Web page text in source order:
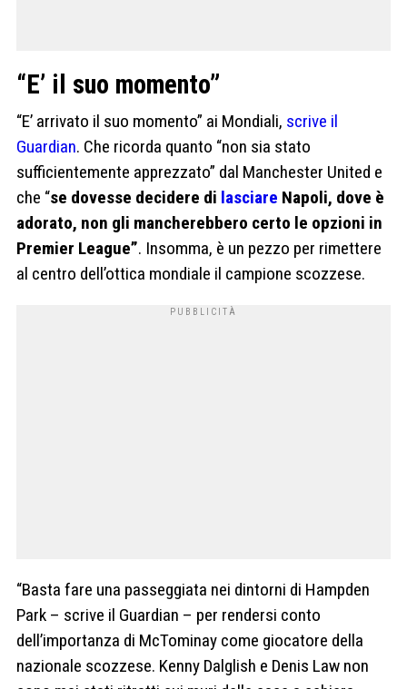
“E’ il suo momento”
“E’ arrivato il suo momento” ai Mondiali, scrive il
Guardian. Che ricorda quanto “non sia stato
sufficientemente apprezzato” dal Manchester United e
che “se dovesse decidere di lasciare Napoli, dove è
adorato, non gli mancherebbero certo le opzioni in
Premier League”. Insomma, è un pezzo per rimettere
al centro dell’ottica mondiale il campione scozzese.
“Basta fare una passeggiata nei dintorni di Hampden
Park – scrive il Guardian – per rendersi conto
dell’importanza di McTominay come giocatore della
nazionale scozzese. Kenny Dalglish e Denis Law non